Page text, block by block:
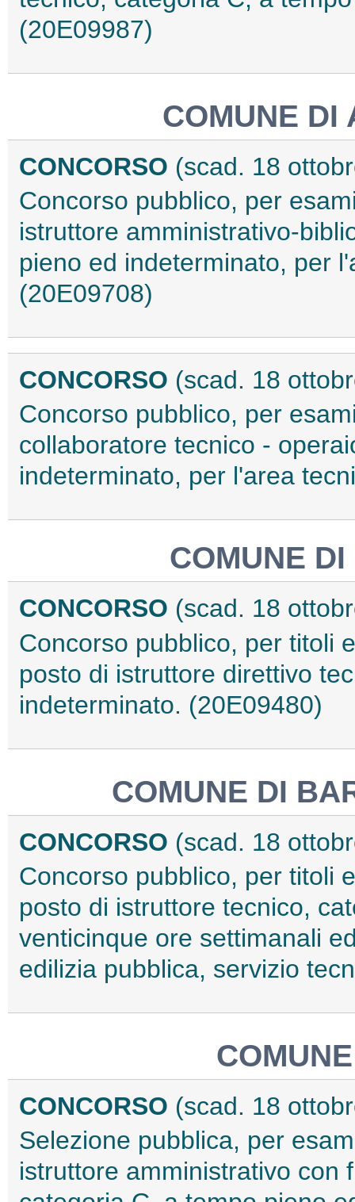
(20E09987)
COMUNE DI
CONCORSO (scad. 18
Concorso pubblico, per
istruttore amministrativo-
pieno ed indeterminato, per
(20E09708)
CONCORSO (scad. 18
Concorso pubblico, per
collaboratore tecnico -
indeterminato, per l'area
COMUNE
CONCORSO (scad. 18
Concorso pubblico, per titoli
posto di istruttore direttivo
indeterminato. (20E09480)
COMUNE DI
CONCORSO (scad. 18
Concorso pubblico, per titoli
posto di istruttore tecnico,
venticinque ore settimanali
edilizia pubblica, servizio
CONCORSO (scad. 18
Selezione pubblica, per
istruttore amministrativo con